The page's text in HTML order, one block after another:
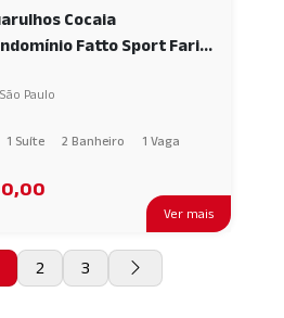
Ver mais
Cocaia
Fatto Sport Faria
AI65492
Paulo
1 Suíte 2 Banheiro 1 Vaga
2 3